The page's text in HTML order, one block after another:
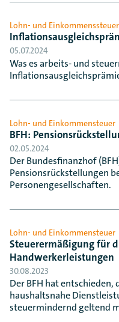
Lohn- und Einkommenssteuer
05.07.2024
Was es arbeits- und
Lohn- und Einkommensteuer
BFH:
02.05.2024
Der Bundesfinanzhof
Pensionsrückstellungen
Personengesellschaften.
Lohn- und Einkommensteuer
Steuerermäßigung für
Handwerkerleistungen
30.08.2023
Der BFH hat
haushaltsnahe
steuermindernd geltend